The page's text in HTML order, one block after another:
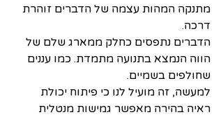
מתנקה המהות עצמה של הדברים זוהרת
דרכה.
הדברים נתפסים כחלק ממארג שלם של
הווה הנמצא בתנועה מתמדת. כמו עננים
שחולפים בשמיים.
למעשה, זה מועיל לנו כי פיתוח יכולת
ראיה בהירה מאפשר גמישות מנטלית